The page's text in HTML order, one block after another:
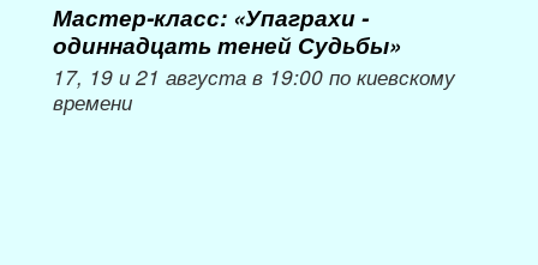
Мастер-класс: «Упаграхи -
одиннадцать теней Судьбы»
17, 19 и 21 августа в 19:00 по киевскому
времени